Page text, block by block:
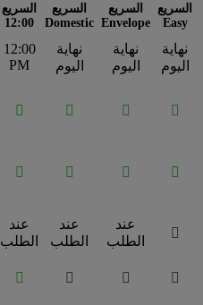
السريع
12:00
السريع
Domestic
السريع
Envelope
السريع
Easy
12:00
PM
نهاية
اليوم
نهاية
اليوم
نهاية
اليوم
   
   
عند
الطلب
عند
الطلب
عند
الطلب

   